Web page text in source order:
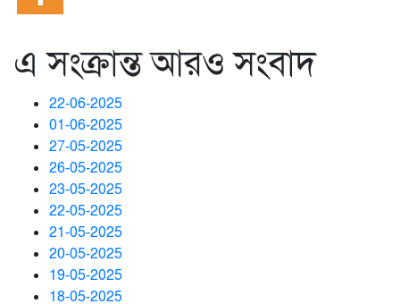
এ সংক্রান্ত আরও সংবাদ
22-06-2025
01-06-2025
27-05-2025
26-05-2025
23-05-2025
22-05-2025
21-05-2025
20-05-2025
19-05-2025
18-05-2025